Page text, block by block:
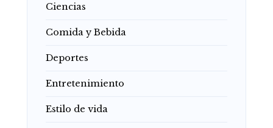
Ciencias
Comida y Bebida
Deportes
Entretenimiento
Estilo de vida